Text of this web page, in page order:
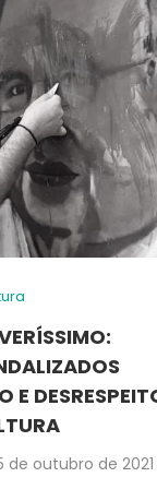
E
de outubro de 2021